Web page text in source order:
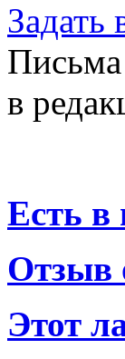
Задать
Письма
в
Есть в
Отзыв
Этот